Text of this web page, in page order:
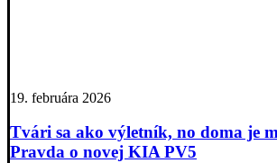
19. februára 2026
Tvári sa ako výletník, no doma je
Pravda o novej KIA PV5